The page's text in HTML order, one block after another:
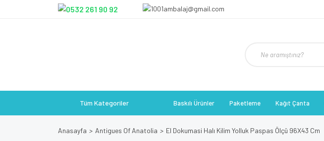
Tüm Kategoriler Baskılı Ürünler Paketleme Kağıt Çanta
Anasayfa Antigues Of Anatolia El Dokumasi Halı Kilim Yolluk Paspas Ölçü 96X43 Cm